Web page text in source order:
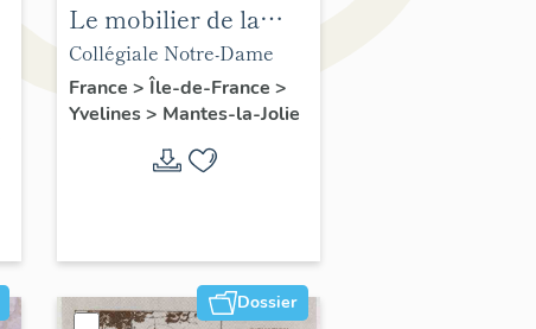
Le mobilier de la
collégiale
Collégiale Notre-Dame
France > Île-de-France >
Yvelines> Mantes-la-Jolie
Dossier